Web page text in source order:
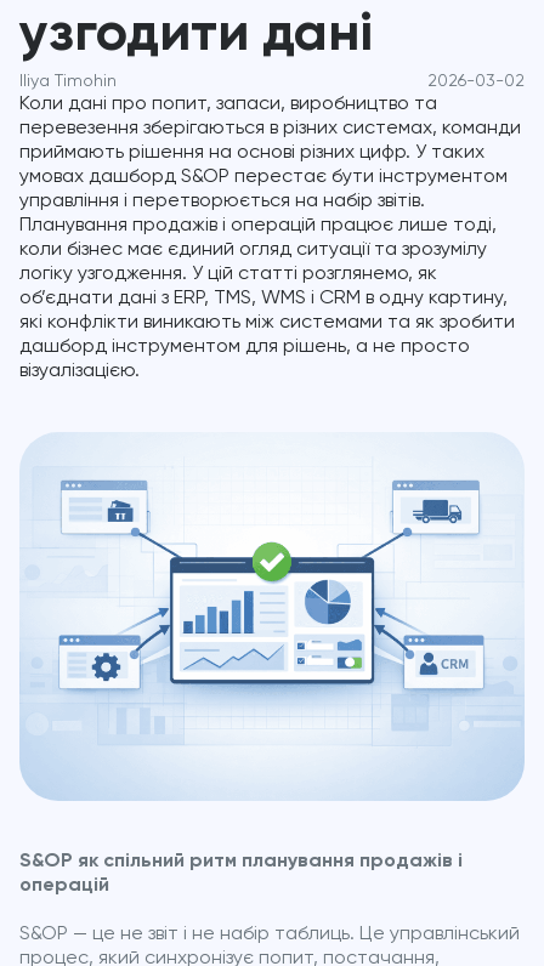
узгодити дані
Iliya Timohin 2026-03-02
Коли дані про попит, запаси, виробництво та
перевезення зберігаються в різних системах, команди
приймають рішення на основі різних цифр. У таких
умовах дашборд S&OP перестає бути інструментом
управління і перетворюється на набір звітів.
Планування продажів і операцій працює лише тоді,
коли бізнес має єдиний огляд ситуації та зрозумілу
логіку узгодження. У цій статті розглянемо, як
об’єднати дані з ERP, TMS, WMS і CRM в одну картину,
які конфлікти виникають між системами та як зробити
дашборд інструментом для рішень, а не просто
візуалізацією.
S&OP як спільний ритм планування продажів і
операцій
S&OP — це не звіт і не набір таблиць. Це управлінський
процес, який синхронізує попит, постачання,